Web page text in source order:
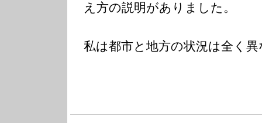
え方の説明がありました。
私は都市と地方の状況は全く